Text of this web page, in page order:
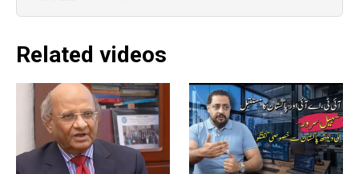
Related videos